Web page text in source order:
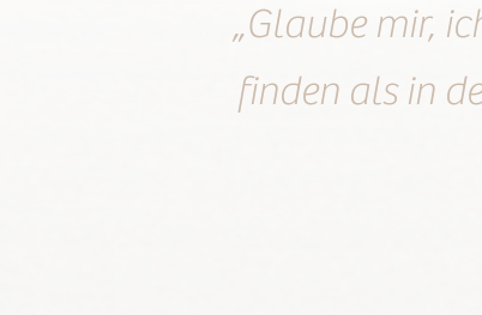
„Glaube mir,
finden als in